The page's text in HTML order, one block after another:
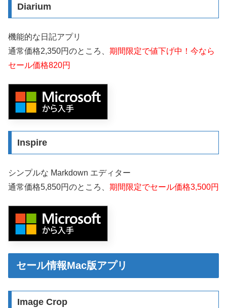
Diarium
機能的な日記アプリ
通常価格2,350円のところ、 期間限定で値下げ中！今なら
セール価格820円
Inspire
シンプルな Markdown エディター
通常価格5,850円のところ、 期間限定でセール価格3,500円
セール情報Mac版アプリ
Image Crop